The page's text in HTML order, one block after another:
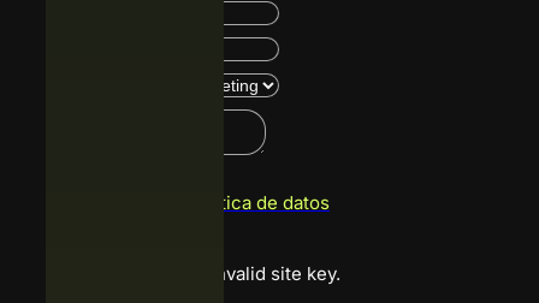
política de datos
Google reCaptcha: Invalid site key.